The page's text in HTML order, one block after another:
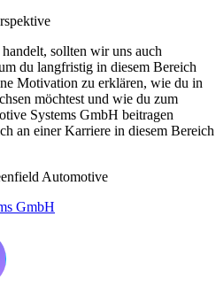
sollten wir uns auch
du langfristig in diesem Bereich
Motivation zu erklären, wie du in
möchtest und wie du zum
Systems GmbH beitragen
an einer Karriere in diesem Bereich
Automotive
GmbH